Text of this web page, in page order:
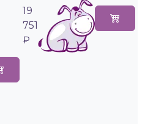
19
751
₽